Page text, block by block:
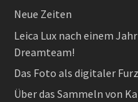
Neue Zeiten
Leica Lux nach einem
Dreamteam!
Das Foto als digitaler Furz
Über das Sammeln von